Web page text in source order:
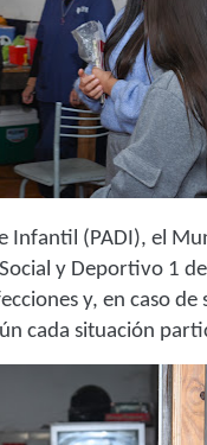
Infantil (PADI), el
y Deportivo 1
y, en caso de
cada situación